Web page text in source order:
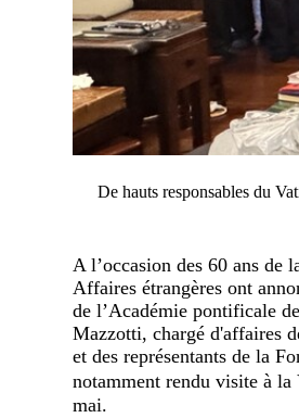
De hauts responsables du
A l’occasion des 60 ans
Affaires étrangères ont
de l’Académie pontificale
Mazzotti, chargé d'affaires
et des représentants de la
notamment rendu visite à
mai.